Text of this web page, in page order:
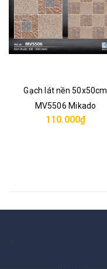
Gạch lát nền 50x50cm
MV5506 Mikado
110.000₫